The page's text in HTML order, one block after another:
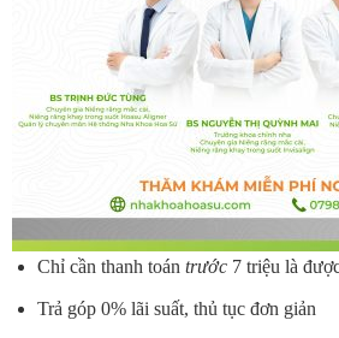
Chỉ cần thanh toán trước 7 triệu là
Trả góp 0% lãi suất, thủ tục đơn giản